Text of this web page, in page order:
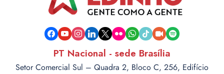
facebook
youtubeinstagram
linkedin
x flickrwhatsapp
tiktokvideo-spotify
PT Nacional - sede Brasília
Setor Comercial Sul – Quadra 2, Bloco C, 256, Edifício